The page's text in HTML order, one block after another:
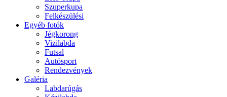
Szuperkupa
Felkészülési
Egyéb fotók
Jégkorong
Vizilabda
Futsal
Autósport
Rendezvények
Galéria
Labdarúgás